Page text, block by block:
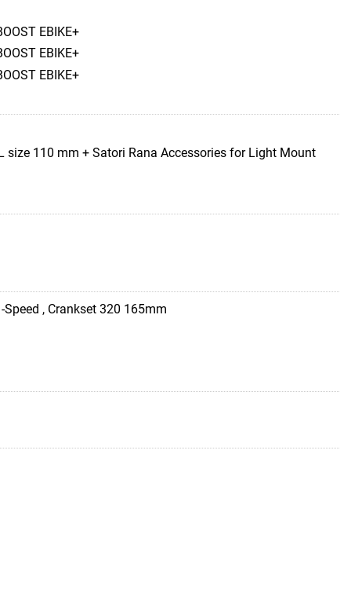
EBIKE+
EBIKE+
EBIKE+
size 110 mm + Satori Rana Accessories for Light Mount
, Crankset 320 165mm